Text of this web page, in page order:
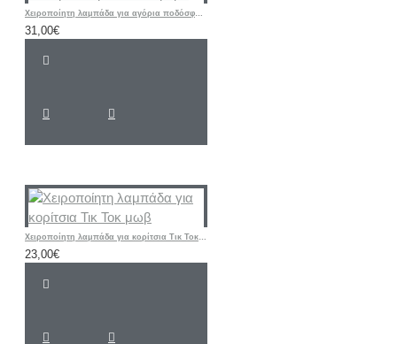
Χειροποίητη λαμπάδα για αγόρια ποδόσφαιρο -φανέλα ΑΕΚ με όνομα και νούμερο
31,00€
Χειροποίητη λαμπάδα για κορίτσια Τικ Τοκ μωβ
23,00€